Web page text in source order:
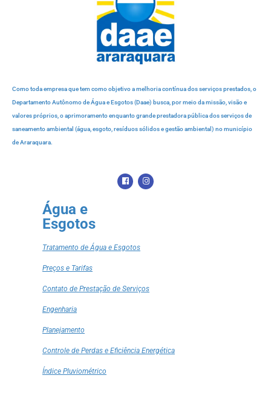
Como toda empresa que tem como objetivo a melhoria contínua dos serviços prestados, o
Departamento Autônomo de Água e Esgotos (Daae) busca, por meio da missão, visão e
valores próprios, o aprimoramento enquanto grande prestadora pública dos serviços de
saneamento ambiental (água, esgoto, resíduos sólidos e gestão ambiental) no município
de Araraquara.
Água e
Esgotos
Tratamento de Água e Esgotos
Preços e Tarifas
Contato de Prestação de Serviços
Engenharia
Planejamento
Controle de Perdas e Eficiência Energética
Índice Pluviométrico